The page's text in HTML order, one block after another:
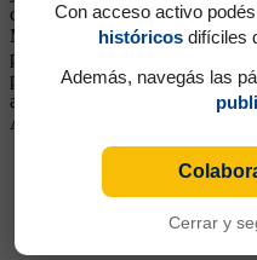
campeón del Clausura 2005. A
Monterrey de México. Boca se
pero la operación no pudo
paso por el Necaxa, llegó al
afirmarse del todo. Terminó
Aris Salónica y a
Con acceso activo
históricos difíciles
Además, navegás las
Cerrar y